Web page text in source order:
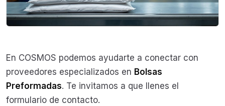
En COSMOS podemos ayudarte a conectar con
proveedores especializados en Bolsas
Preformadas. Te invitamos a que llenes el
formulario de contacto.